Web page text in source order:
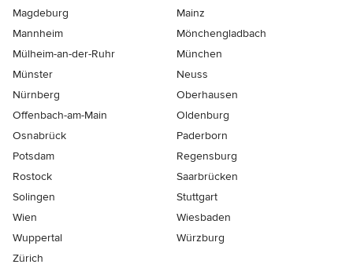
Magdeburg
Mainz
Mannheim
Mönchen­gladbach
Mülheim-an-der-Ruhr
München
Münster
Neuss
Nürnberg
Oberhausen
Offenbach-am-Main
Oldenburg
Osnabrück
Paderborn
Potsdam
Regensburg
Rostock
Saarbrücken
Solingen
Stuttgart
Wien
Wiesbaden
Wuppertal
Würzburg
Zürich